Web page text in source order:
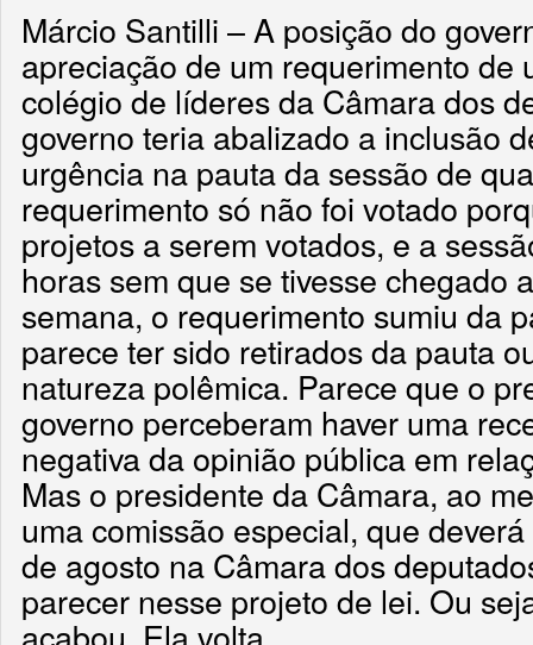
Márcio Santilli – A posição do
apreciação de um requerimento de
colégio de líderes da Câmara dos
governo teria abalizado a inclusão
urgência na pauta da sessão de
requerimento só não foi votado
projetos a serem votados, e a
horas sem que se tivesse chegado
semana, o requerimento sumiu da
parece ter sido retirados da pauta
natureza polêmica. Parece que o
governo perceberam haver uma
negativa da opinião pública em
Mas o presidente da Câmara, ao
uma comissão especial, que
de agosto na Câmara dos
parecer nesse projeto de lei. Ou